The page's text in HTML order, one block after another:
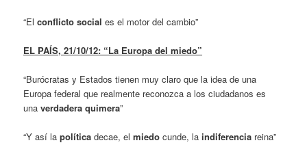
“Elconflicto social es el motor del cambio”
EL PAÍS, 21/10/12: “La Europa del miedo”
“Burócratas y Estados tienen muy claro que la idea de una
Europa federal que realmente reconozca a los ciudadanos es
unaverdadera quimera”
“Y así lapolítica decae, elmiedo cunde, laindiferencia reina”